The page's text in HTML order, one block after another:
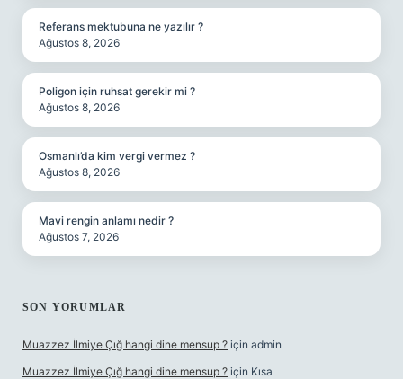
Referans mektubuna ne yazılır ?
Ağustos 8, 2026
Poligon için ruhsat gerekir mi ?
Ağustos 8, 2026
Osmanlı’da kim vergi vermez ?
Ağustos 8, 2026
Mavi rengin anlamı nedir ?
Ağustos 7, 2026
SON YORUMLAR
Muazzez İlmiye Çığ hangi dine mensup ? için admin
Muazzez İlmiye Çığ hangi dine mensup ? için Kısa